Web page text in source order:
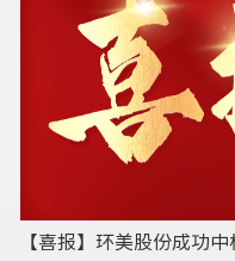
美誉度、显示度和影响力。 该项
境质量，加强园区的生态景观，
提升游客和园区用户的体验，努
温江画卷，其背后的逻辑起点是
质，使得公园形态与城市空间无
家”，将持续秉承以“人类生态
空间构建之中，为温江的城市生
和品牌形象。营造具有区域代表性